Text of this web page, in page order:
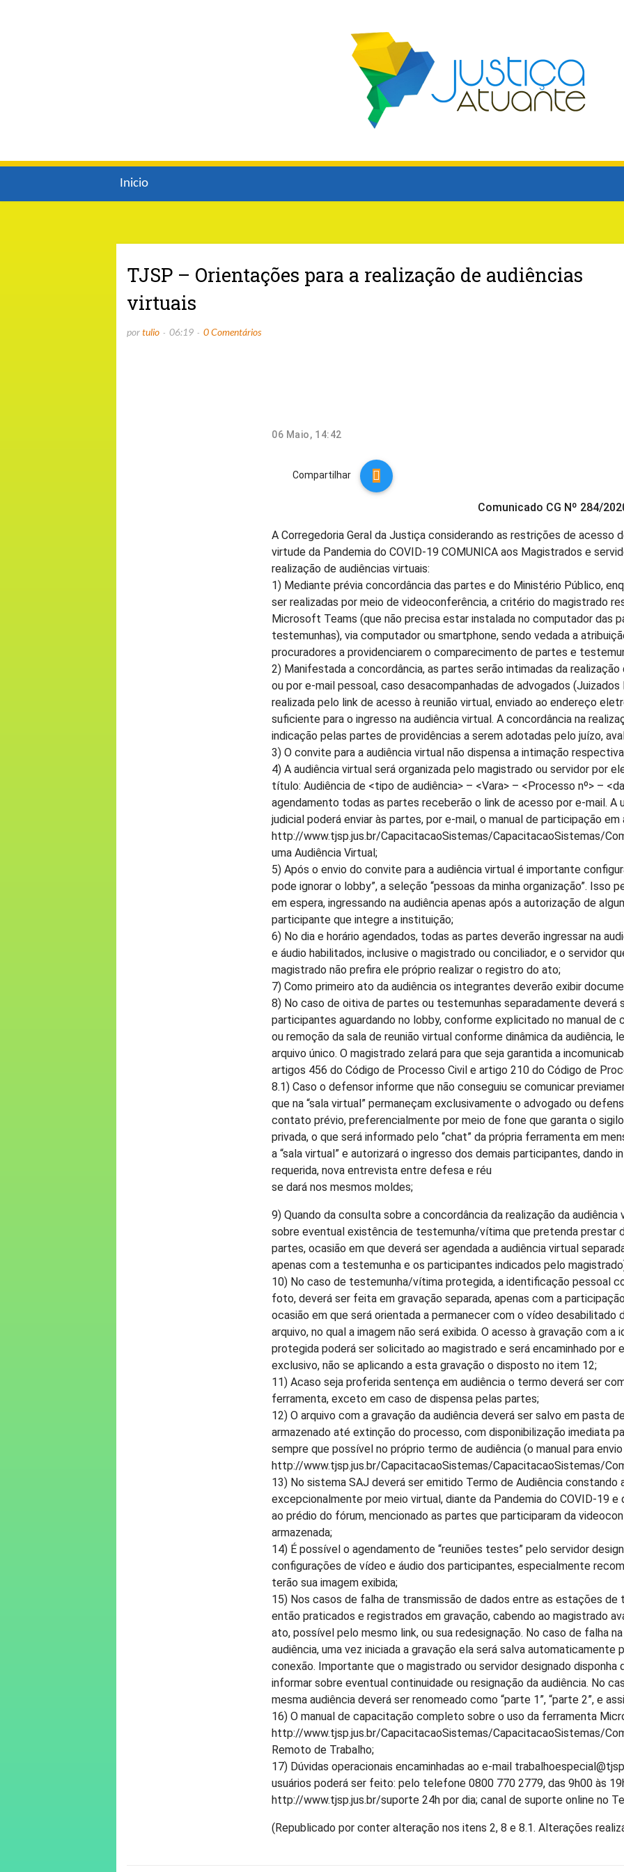
Inicio
TJSP – Orientações para a realização de audiências
virtuais
portulio 06:19 0 Comentários
06 Maio, 14:42
Compartilhar 
Comunicado CG Nº 284/
A Corregedoria Geral da Justiça considerando as restrições de acesso
virtude da Pandemia do COVID-19 COMUNICA aos Magistrados e
realização de audiências virtuais:
1) Mediante prévia concordância das partes e do Ministério Público,
ser realizadas por meio de videoconferência, a critério do magistrado
Microsoft Teams (que não precisa estar instalada no computador das
testemunhas), via computador ou smartphone, sendo vedada a
procuradores a providenciarem o comparecimento de partes e
2) Manifestada a concordância, as partes serão intimadas da realização
ou por e-mail pessoal, caso desacompanhadas de advogados (Juizados
realizada pelo link de acesso à reunião virtual, enviado ao endereço
suficiente para o ingresso na audiência virtual. A concordância na
indicação pelas partes de providências a serem adotadas pelo juízo,
3) O convite para a audiência virtual não dispensa a intimação
4) A audiência virtual será organizada pelo magistrado ou servidor por
título: Audiência de <tipo de audiência> – <Vara> – <Processo nº> –
agendamento todas as partes receberão o link de acesso por e-mail. A
judicial poderá enviar às partes, por e-mail, o manual de participação em
http://www.tjsp.jus.br/CapacitacaoSistemas/CapacitacaoSistemas/
uma Audiência Virtual;
5) Após o envio do convite para a audiência virtual é importante
pode ignorar o lobby”, a seleção “pessoas da minha organização”. Isso
em espera, ingressando na audiência apenas após a autorização de
participante que integre a instituição;
6) No dia e horário agendados, todas as partes deverão ingressar na
e áudio habilitados, inclusive o magistrado ou conciliador, e o servidor
magistrado não prefira ele próprio realizar o registro do ato;
7) Como primeiro ato da audiência os integrantes deverão exibir
8) No caso de oitiva de partes ou testemunhas separadamente deverá
participantes aguardando no lobby, conforme explicitado no manual de
ou remoção da sala de reunião virtual conforme dinâmica da audiência,
arquivo único. O magistrado zelará para que seja garantida a
artigos 456 do Código de Processo Civil e artigo 210 do Código de
8.1) Caso o defensor informe que não conseguiu se comunicar
que na “sala virtual” permaneçam exclusivamente o advogado ou
contato prévio, preferencialmente por meio de fone que garanta o sigilo
privada, o que será informado pelo “chat” da própria ferramenta em
a “sala virtual” e autorizará o ingresso dos demais participantes, dando
requerida, nova entrevista entre defesa e réu
se dará nos mesmos moldes;
9) Quando da consulta sobre a concordância da realização da audiência
sobre eventual existência de testemunha/vítima que pretenda prestar
partes, ocasião em que deverá ser agendada a audiência virtual
apenas com a testemunha e os participantes indicados pelo
10) No caso de testemunha/vítima protegida, a identificação pessoal
foto, deverá ser feita em gravação separada, apenas com a
ocasião em que será orientada a permanecer com o vídeo desabilitado
arquivo, no qual a imagem não será exibida. O acesso à gravação com
protegida poderá ser solicitado ao magistrado e será encaminhado por
exclusivo, não se aplicando a esta gravação o disposto no item 12;
11) Acaso seja proferida sentença em audiência o termo deverá ser
ferramenta, exceto em caso de dispensa pelas partes;
12) O arquivo com a gravação da audiência deverá ser salvo em pasta
armazenado até extinção do processo, com disponibilização imediata
sempre que possível no próprio termo de audiência (o manual para
http://www.tjsp.jus.br/CapacitacaoSistemas/CapacitacaoSistemas/
13) No sistema SAJ deverá ser emitido Termo de Audiência constando
excepcionalmente por meio virtual, diante da Pandemia do COVID-19 e
ao prédio do fórum, mencionado as partes que participaram da
armazenada;
14) É possível o agendamento de “reuniões testes” pelo servidor
configurações de vídeo e áudio dos participantes, especialmente
terão sua imagem exibida;
15) Nos casos de falha de transmissão de dados entre as estações de
então praticados e registrados em gravação, cabendo ao magistrado
ato, possível pelo mesmo link, ou sua redesignação. No caso de falha
audiência, uma vez iniciada a gravação ela será salva automaticamente
conexão. Importante que o magistrado ou servidor designado
informar sobre eventual continuidade ou resignação da audiência. No
mesma audiência deverá ser renomeado como “parte 1”, “parte 2”, e
16) O manual de capacitação completo sobre o uso da ferramenta
http://www.tjsp.jus.br/CapacitacaoSistemas/CapacitacaoSistemas/
Remoto de Trabalho;
17) Dúvidas operacionais encaminhadas ao e-mail
usuários poderá ser feito: pelo telefone 0800 770 2779, das 9h00 às
http://www.tjsp.jus.br/suporte 24h por dia; canal de suporte online no
(Republicado por conter alteração nos itens 2, 8 e 8.1. Alterações